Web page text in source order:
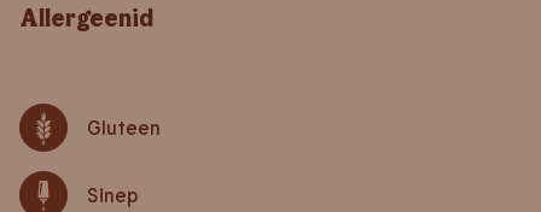
Allergeenid
Gluteen
Sinep